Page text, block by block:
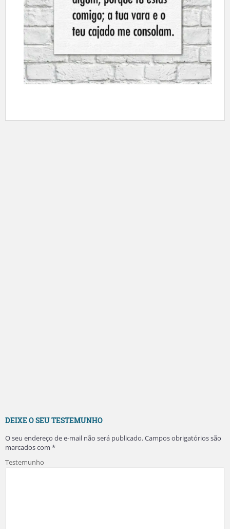
DEIXE O SEU TESTEMUNHO
O seu endereço de e-mail não será publicado.Campos obrigatórios são
marcados com *
Testemunho